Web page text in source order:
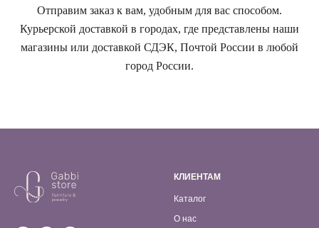
Отправим заказ к вам, удобным для вас способом.
Курьерской доставкой в городах, где представлены наши
магазины или доставкой СДЭК, Почтой России в любой
город России.
КЛИЕНТАМ
Каталог
О нас